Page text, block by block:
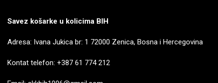
Savez košarke u kolicima BIH
Adresa: Ivana Jukica br: 1 72000 Zenica, Bosna i Hercegovina
Kontat telefon: +387 61 774 212